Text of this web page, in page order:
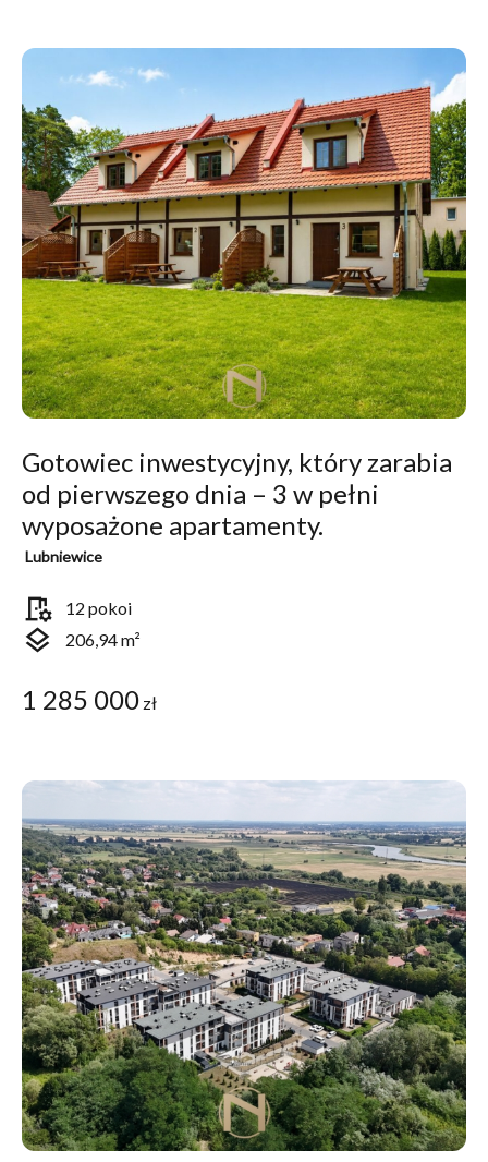
Gotowiec inwestycyjny, który zarabia
od pierwszego dnia – 3 w pełni
wyposażone apartamenty.
Lubniewice
room_preferences 12 pokoi
layers 206,94 m²
1 285 000 zł